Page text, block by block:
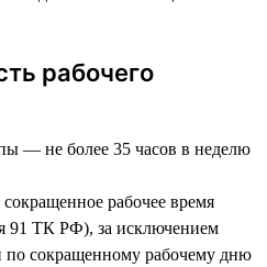
рабочего
— не более 35 часов в неделю
рабочее время
91 ТК РФ), за исключением
по сокращенному рабочему дню